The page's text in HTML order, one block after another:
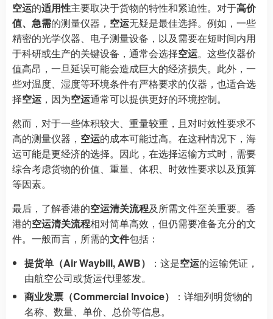
空运的适用性主要取决于货物的特性和紧迫性。对于高价
值、急需的测量仪器， 空运无疑是最佳选择。例如，一些
精密的光学仪器、电子测量设备，以及需要在短时间内用
于科研或生产的关键设备，通常会选择空运。这些仪器价
值高昂，一旦延误可能会造成巨大的经济损失。此外，一
些对温度、湿度等环境条件有严格要求的仪器，也适合选
择空运 ，因为空运通常可以提供更好的环境控制。
然而，对于一些体积较大、重量较重，且对时效性要求不
高的测量仪器， 空运的成本可能过高。在这种情况下，海
运可能是更经济的选择。因此，在选择运输方式时，需要
综合考虑货物的价值、重量、体积、时效性要求以及预算
等因素。
最后，了解香港的空运清关流程及所需文件至关重要。香
港的空运清关流程相对简单高效，但仍需要准备充分的文
件。一般而言，所需的文件包括：
提货单（Air Waybill, AWB）
：这是空运的运输凭证，
由航空公司或货运代理签发。
商业发票（Commercial Invoice）
：详细列明货物的
名称、数量、单价、总价等信息。